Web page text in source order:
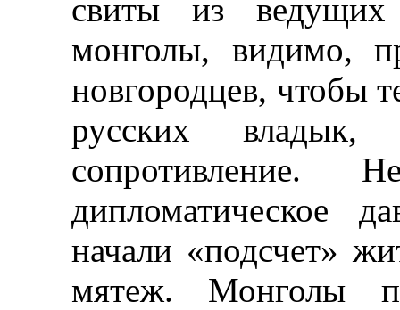
свиты из ведущих
монголы, видимо,
новгородцев, чтобы
русских
сопротивление.
дипломатическое
начали «подсчет»
мятеж. Монголы